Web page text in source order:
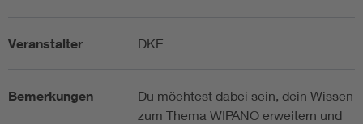
Veranstalter DKE
Bemerkungen
Du möchtest dabei sein, dein Wissen
zum Thema WIPANO erweitern und